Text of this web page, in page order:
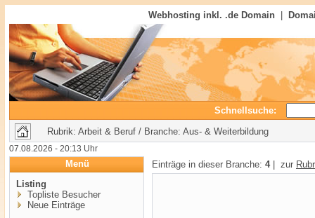
Webhosting inkl. .de Domain
Schnellsuche:
Rubrik: Arbeit & Beruf / Branche: Aus- & Weiterbildung
07.08.2026 - 20:13 Uhr
Menü
Listing
Topliste Besucher
Neue Einträge
Einträge in dieser Branche: 4| zur